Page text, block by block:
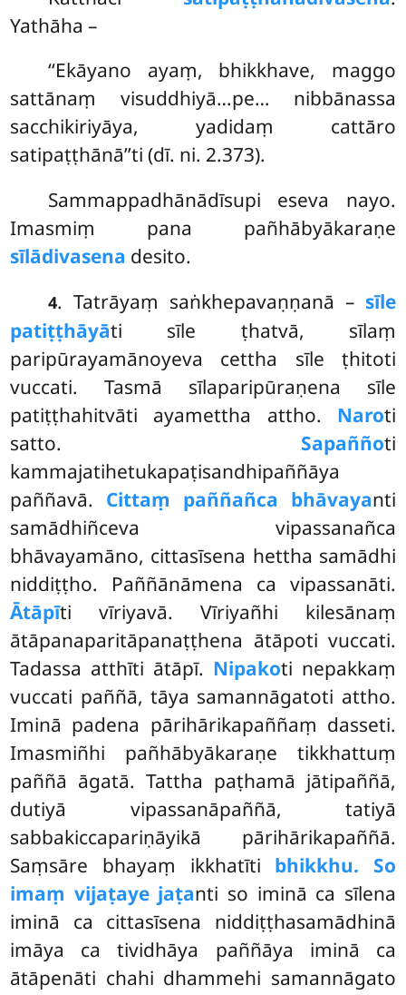
Yathāha –
‘‘Ekāyano ayaṃ, bhikkhave, maggo
sattānaṃ visuddhiyā…pe… nibbānassa
sacchikiriyāya, yadidaṃ cattāro
satipaṭṭhānā’’ti (dī. ni. 2.373).
Sammappadhānādīsupi eseva nayo.
Imasmiṃ pana pañhābyākaraṇe
sīlādivasena desito.
4. Tatrāyaṃ saṅkhepavaṇṇanā – sīle
patiṭṭhāyāti sīle ṭhatvā, sīlaṃ
paripūrayamānoyeva cettha sīle ṭhitoti
vuccati. Tasmā sīlaparipūraṇena sīle
patiṭṭhahitvāti ayamettha attho. Naroti
satto. Sapaññoti
kammajatihetukapaṭisandhipaññāya
paññavā. Cittaṃ paññañca bhāvayanti
samādhiñceva vipassanañca
bhāvayamāno, cittasīsena hettha samādhi
niddiṭṭho. Paññānāmena ca vipassanāti.
Ātāpīti vīriyavā. Vīriyañhi kilesānaṃ
ātāpanaparitāpanaṭṭhena ātāpoti vuccati.
Tadassa atthīti ātāpī. Nipakoti nepakkaṃ
vuccati paññā, tāya samannāgatoti attho.
Iminā padena pārihārikapaññaṃ dasseti.
Imasmiñhi pañhābyākaraṇe tikkhattuṃ
paññā āgatā. Tattha paṭhamā jātipaññā,
dutiyā vipassanāpaññā, tatiyā
sabbakiccapariṇāyikā pārihārikapaññā.
Saṃsāre bhayaṃ ikkhatīti bhikkhu. So
imaṃ vijaṭaye jaṭanti so iminā ca sīlena
iminā ca cittasīsena niddiṭṭhasamādhinā
imāya ca tividhāya paññāya iminā ca
ātāpenāti chahi dhammehi samannāgato